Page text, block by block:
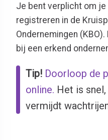
Je bent verplicht om
registreren in de
Ondernemingen
bij een erkend
Tip! Doorloop de
online. Het is
vermijdt